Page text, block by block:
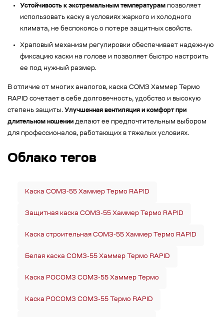
Устойчивость к экстремальным температурам позволяет
использовать каску в условиях жаркого и холодного
климата, не беспокоясь о потере защитных свойств.
Храповый механизм регулировки обеспечивает надежную
фиксацию каски на голове и позволяет быстро настроить
ее под нужный размер.
В отличие от многих аналогов, каска СОМЗ Хаммер Термо
RAPID сочетает в себе долговечность, удобство и высокую
степень защиты. Улучшенная вентиляция и комфорт при
длительном ношении делают ее предпочтительным выбором
для профессионалов, работающих в тяжелых условиях.
Облако тегов
Каска СОМЗ-55 Хаммер Термо RAPID
Защитная каска СОМЗ-55 Хаммер Термо RAPID
Каска строительная СОМЗ-55 Хаммер Термо RAPID
Белая каска СОМЗ-55 Хаммер Термо RAPID
Каска РОСОМЗ СОМЗ-55 Хаммер Термо
Каска РОСОМЗ СОМЗ-55 Термо RAPID